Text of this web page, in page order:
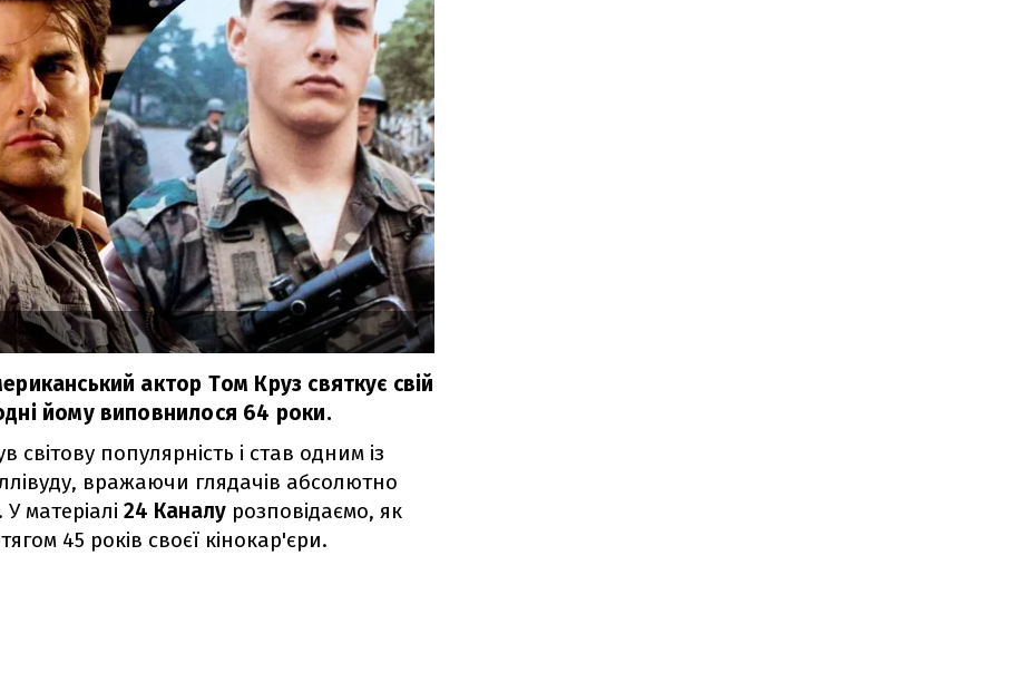
актор Том Круз святкує свій
йому виповнилося 64 роки.
світову популярність і став одним із
вражаючи глядачів абсолютно
матеріалі 24 Каналу розповідаємо, як
45 років своєї кінокар'єри.